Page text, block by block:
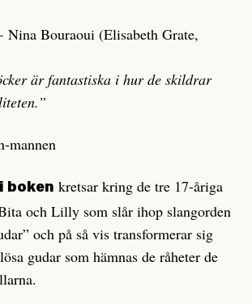
Nina Bouraoui (Elisabeth Grate,
är fantastiska i hur de skildrar
boken kretsar kring de tre 17-åriga
och Lilly som slår ihop slangorden
och på så vis transformerar sig
gudar som hämnas de råheter de